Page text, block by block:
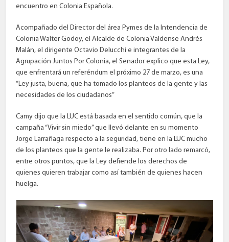
encuentro en Colonia Española.
Acompañado del Director del área Pymes de la Intendencia de
Colonia Walter Godoy, el Alcalde de Colonia Valdense Andrés
Malán, el dirigente Octavio Delucchi e integrantes de la
Agrupación Juntos Por Colonia, el Senador explico que esta Ley,
que enfrentará un referéndum el próximo 27 de marzo, es una
“Ley justa, buena, que ha tomado los planteos de la gente y las
necesidades de los ciudadanos”
Camy dijo que la LUC está basada en el sentido común, que la
campaña “Vivir sin miedo” que llevó delante en su momento
Jorge Larrañaga respecto a la seguridad, tiene en la LUC mucho
de los planteos que la gente le realizaba. Por otro lado remarcó,
entre otros puntos, que la Ley defiende los derechos de
quienes quieren trabajar como así también de quienes hacen
huelga.